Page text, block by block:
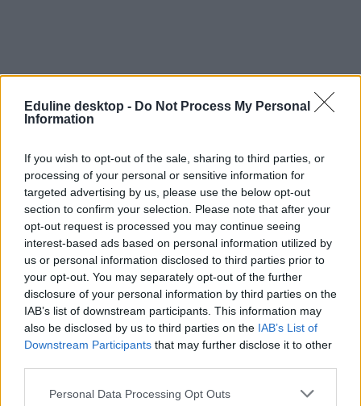
Eduline desktop - Do Not Process My Personal
Information
If you wish to opt-out of the sale, sharing to third parties, or
processing of your personal or sensitive information for
targeted advertising by us, please use the below opt-out
section to confirm your selection. Please note that after your
opt-out request is processed you may continue seeing
interest-based ads based on personal information utilized by
us or personal information disclosed to third parties prior to
your opt-out. You may separately opt-out of the further
disclosure of your personal information by third parties on the
IAB’s list of downstream participants. This information may
also be disclosed by us to third parties on the IAB’s List of
Downstream Participants that may further disclose it to other
Personal Data Processing Opt Outs